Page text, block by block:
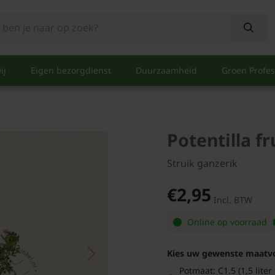
Eigen bezorgdienst Duurzaamheid Groen
Potentilla
Struik ganzerik
€2,95 Incl. BTW
Online op voorraad
Kies uw gewenste
Potmaat: C1.5 (1,5 liter